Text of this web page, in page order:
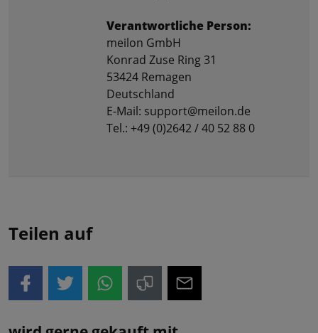
Verantwortliche Person:
meilon GmbH
Konrad Zuse Ring 31
53424 Remagen
Deutschland
E-Mail: support@meilon.de
Tel.: +49 (0)2642 / 40 52 88 0
Teilen auf